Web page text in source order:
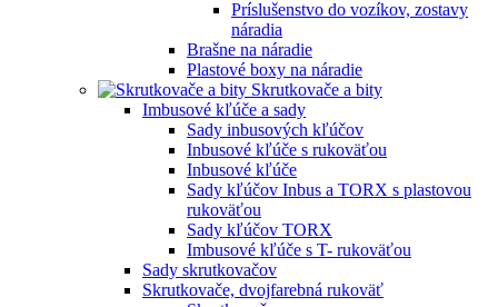
Príslušenstvo do vozíkov, zostavy
náradia
Brašne na náradie
Plastové boxy na náradie
Skrutkovače a bity
Imbusové kľúče a sady
Sady inbusových kľúčov
Inbusové kľúče s rukoväťou
Inbusové kľúče
Sady kľúčov Inbus a TORX s plastovou
rukoväťou
Sady kľúčov TORX
Imbusové kľúče s T- rukoväťou
Sady skrutkovačov
Skrutkovače, dvojfarebná rukoväť